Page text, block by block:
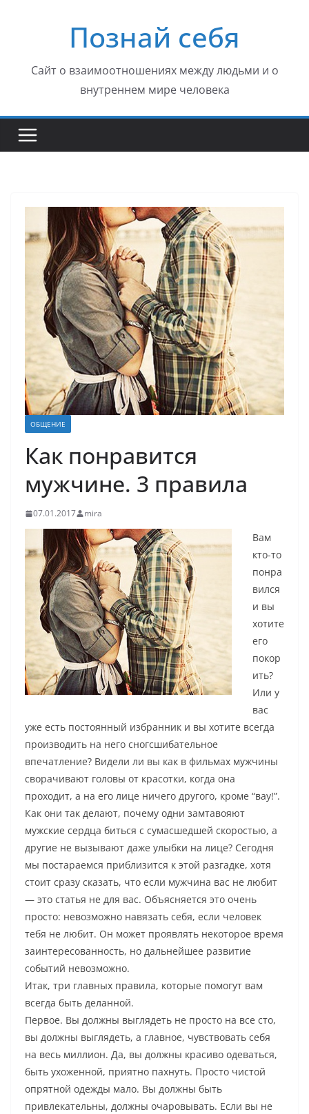
содержимомуПознай себя
Сайт о взаимоотношениях между людьми и о
внутреннем мире человека
ОБЩЕНИЕ
Как понравится
мужчине. 3 правила
07.01.2017 mira
Вам
кто-то
понра
вился
и вы
хотите
его
покор
ить?
Или у
вас
уже есть постоянный избранник и вы хотите всегда
производить на него сногсшибательное
впечатление? Видели ли вы как в фильмах мужчины
сворачивают головы от красотки, когда она
проходит, а на его лице ничего другого, кроме “вау!”.
Как они так делают, почему одни замтавояют
мужские сердца биться с сумасшедшей скоростью, а
другие не вызывают даже улыбки на лице? Сегодня
мы постараемся приблизится к этой разгадке, хотя
стоит сразу сказать, что если мужчина вас не любит
— это статья не для вас. Объясняется это очень
просто: невозможно навязать себя, если человек
тебя не любит. Он может проявлять некоторое время
заинтересованность, но дальнейшее развитие
событий невозможно.
Итак, три главных правила, которые помогут вам
всегда быть деланной.
Первое. Вы должны выглядеть не просто на все сто,
вы должны выглядеть, а главное, чувствовать себя
на весь миллион. Да, вы должны красиво одеваться,
быть ухоженной, приятно пахнуть. Просто чистой
опрятной одежды мало. Вы должны быть
привлекательны, должны очаровывать. Если вы не